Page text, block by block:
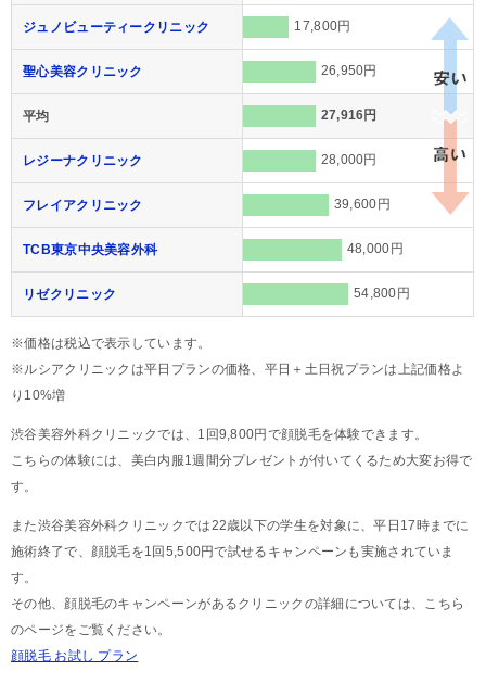
ジュノビューティークリニック 17,800円
聖心美容クリニック 26,950円
平均 27,916円
レジーナクリニック 28,000円
フレイアクリニック 39,600円
TCB東京中央美容外科 48,000円
リゼクリニック 54,800円
※価格は税込で表示しています。
※ルシアクリニックは平日プランの価格、平日＋土日祝プランは上記価格よ
り10%増
渋谷美容外科クリニックでは、1回9,800円で顔脱毛を体験できます。
こちらの体験には、美白内服1週間分プレゼントが付いてくるため大変お得で
す。
また渋谷美容外科クリニックでは22歳以下の学生を対象に、平日17時までに
施術終了で、顔脱毛を1回5,500円で試せるキャンペーンも実施されていま
す。
その他、顔脱毛のキャンペーンがあるクリニックの詳細については、こちら
のページをご覧ください。
顔脱毛 お試し プラン